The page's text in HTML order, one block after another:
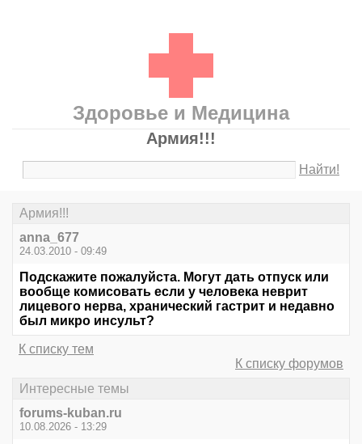
Здоровье и Медицина
Армия!!!
Найти!
Армия!!!
anna_677
24.03.2010 - 09:49
Подскажите пожалуйста. Могут дать отпуск или
вообще комисовать если у человека неврит
лицевого нерва, хранический гастрит и недавно
был микро инсульт?
К списку тем
К списку форумов
Интересные темы
forums-kuban.ru
10.08.2026 - 13:29